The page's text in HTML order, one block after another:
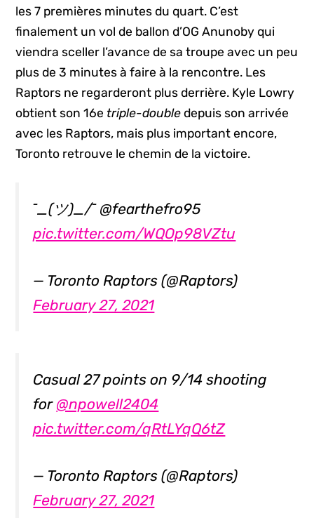
les 7 premières minutes du quart. C’est
finalement un vol de ballon d’OG Anunoby qui
viendra sceller l’avance de sa troupe avec un peu
plus de 3 minutes à faire à la rencontre. Les
Raptors ne regarderont plus derrière. Kyle Lowry
obtient son 16e triple-double depuis son arrivée
avec les Raptors, mais plus important encore,
Toronto retrouve le chemin de la victoire.
¯_(ツ)_/¯ @fearthefro95
pic.twitter.com/WQOp98VZtu
— Toronto Raptors (@Raptors)
February 27, 2021
Casual 27 points on 9/14 shooting
for @npowell2404
pic.twitter.com/qRtLYqQ6tZ
— Toronto Raptors (@Raptors)
February 27, 2021